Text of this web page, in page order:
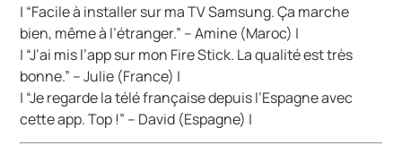
| “Facile à installer sur ma TV Samsung. Ça marche
bien, même à l’étranger.” – Amine (Maroc) |
| “J’ai mis l’app sur mon Fire Stick. La qualité est très
bonne.” – Julie (France) |
| “Je regarde la télé française depuis l’Espagne avec
cette app. Top !” – David (Espagne) |